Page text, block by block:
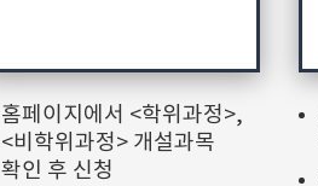
홈페이지에서 <학위과정>,
<비학위과정> 개설과목
확인 후 신청